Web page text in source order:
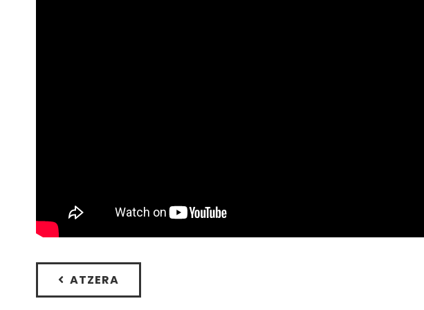
ATZERA